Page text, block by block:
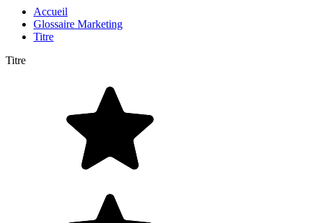
Accueil
Glossaire Marketing
Titre
Titre